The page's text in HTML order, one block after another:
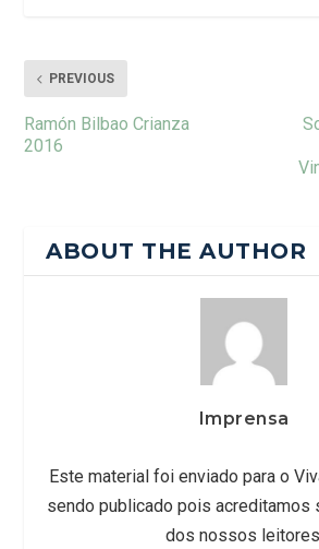
PREVIOUS
Ramón Bilbao Crianza
2016
ABOUT THE AUTHOR
Imprensa
Este material foi enviado para o
sendo publicado pois acreditamos
dos nossos